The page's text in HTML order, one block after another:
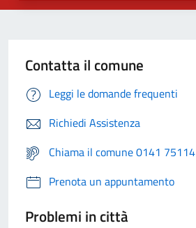
Contatta il comune
Leggi le domande frequenti
Richiedi Assistenza
Chiama il comune 0141 75114
Prenota un appuntamento
Problemi in città